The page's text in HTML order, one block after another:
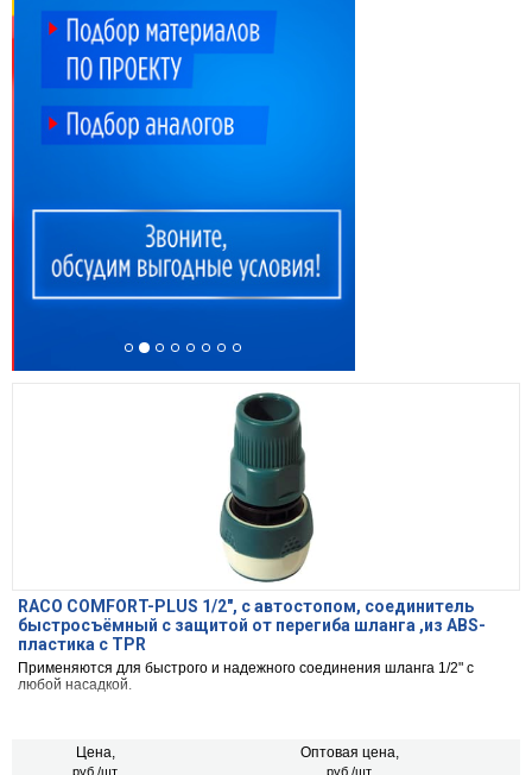
RACO COMFORT-PLUS 1/2", с автостопом, соединитель
быстросъёмный с защитой от перегиба шланга ,из ABS-
пластика с TPR
Применяются для быстрого и надежного соединения шланга 1/2" с
любой насадкой.
Цена,
руб./шт.
Оптовая цена,
руб./шт.